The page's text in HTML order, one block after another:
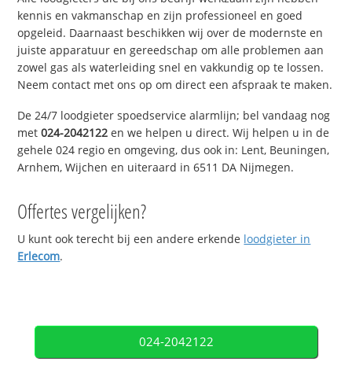
kennis en vakmanschap en zijn professioneel en goed
opgeleid. Daarnaast beschikken wij over de modernste en
juiste apparatuur en gereedschap om alle problemen aan
zowel gas als waterleiding snel en vakkundig op te lossen.
Neem contact met ons op om direct een afspraak te maken.
De 24/7 loodgieter spoedservice alarmlijn; bel vandaag nog
met024-2042122 en we helpen u direct. Wij helpen u in de
gehele 024 regio en omgeving, dus ook in: Lent, Beuningen,
Arnhem, Wijchen en uiteraard in 6511 DA Nijmegen.
Offertes vergelijken?
U kunt ook terecht bij een andere erkende loodgieter in
Erlecom.
024-2042122